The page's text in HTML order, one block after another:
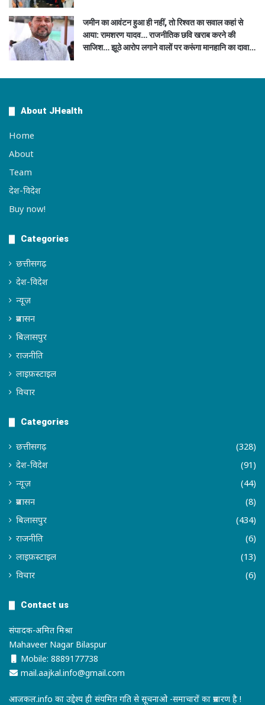
जमीन का आवंटन हुआ ही नहीं, तो रिश्वत का सवाल कहां से
आया: रामशरण यादव… राजनीतिक छवि खराब करने की
साजिश… झूठे आरोप लगाने वालों पर करूंगा मानहानि का दावा…
About JHealth
Home
About
Team
देश-विदेश
Buy now!
Categories
छत्तीसगढ़
देश-विदेश
न्यूज़
प्रशासन
बिलासपुर
राजनीति
लाइफ़स्टाइल
विचार
Categories
छत्तीसगढ़
(328)
देश-विदेश
(91)
न्यूज़
(44)
प्रशासन
(8)
बिलासपुर
(434)
राजनीति
(6)
लाइफ़स्टाइल
(13)
विचार
(6)
Contact us
संपादक-अमित मिश्रा
Mahaveer Nagar Bilaspur
Mobile: 8889177738
mail.aajkal.info@gmail.com
आजकल.info का उद्देश्य ही संयमित गति से सूचनाओ -समाचारों का प्रसारण है !